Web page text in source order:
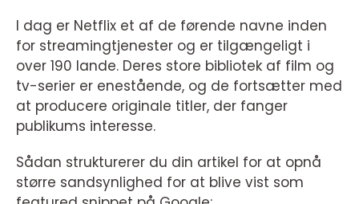
I dag er Netflix et af de førende navne inden
for streamingtjenester og er tilgængeligt i
over 190 lande. Deres store bibliotek af film og
tv-serier er enestående, og de fortsætter med
at producere originale titler, der fanger
publikums interesse.
Sådan strukturerer du din artikel for at opnå
større sandsynlighed for at blive vist som